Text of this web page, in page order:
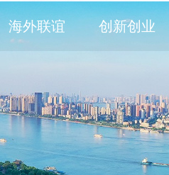
海外联谊 创新创业